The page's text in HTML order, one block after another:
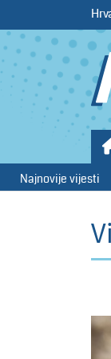
Najnovije vijesti
s